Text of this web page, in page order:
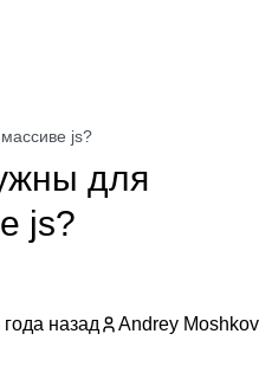
js?
для
js?
года назад Andrey Moshkov